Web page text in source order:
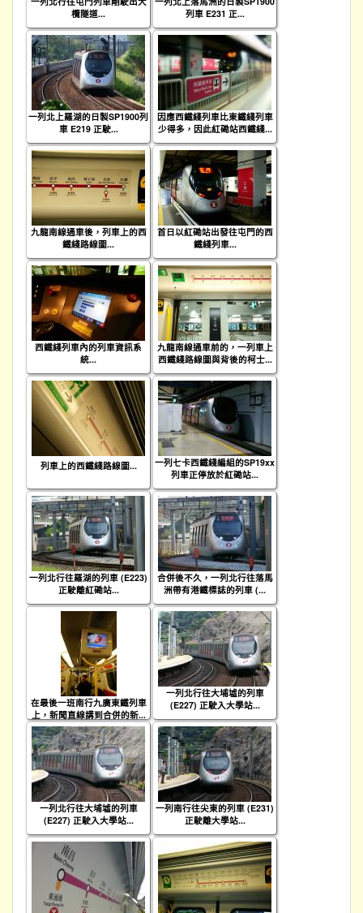
欖隧道...
列車 E231 正...
一列北上羅湖的日製SP1900列
車 E219 正駛...
因應西鐵綫列車比東鐵綫列車
少得多，因此紅磡站西鐵綫...
九龍南線通車後，列車上的西
鐵綫路線圖...
首日以紅磡站出發往屯門的西
鐵綫列車...
西鐵綫列車內的列車資訊系
統...
九龍南線通車前的，一列車上
西鐵綫路線圖與背後的柯士...
列車上的西鐵綫路線圖...
一列七卡西鐵綫編組的SP19xx
列車正停放於紅磡站...
一列北行往羅湖的列車 (E223)
正駛離紅磡站...
合併後不久，一列北行往落馬
洲帶有港鐵標誌的列車 (...
在最後一班南行九廣東鐵列車
上，新聞直線講到合併的新...
一列北行往大埔墟的列車
(E227) 正駛入大學站...
一列北行往大埔墟的列車
(E227) 正駛入大學站...
一列南行往尖東的列車 (E231)
正駛離大學站...